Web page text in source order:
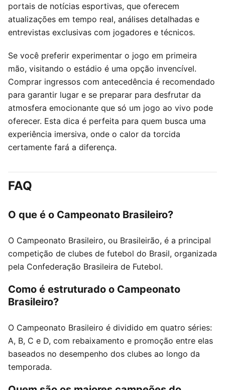
portais de notícias esportivas, que oferecem
atualizações em tempo real, análises detalhadas e
entrevistas exclusivas com jogadores e técnicos.
Se você preferir experimentar o jogo em primeira
mão, visitando o estádio é uma opção invencível.
Comprar ingressos com antecedência é recomendado
para garantir lugar e se preparar para desfrutar da
atmosfera emocionante que só um jogo ao vivo pode
oferecer. Esta dica é perfeita para quem busca uma
experiência imersiva, onde o calor da torcida
certamente fará a diferença.
FAQ
O que é o Campeonato Brasileiro?
O Campeonato Brasileiro, ou Brasileirão, é a principal
competição de clubes de futebol do Brasil, organizada
pela Confederação Brasileira de Futebol.
Como é estruturado o Campeonato
Brasileiro?
O Campeonato Brasileiro é dividido em quatro séries:
A, B, C e D, com rebaixamento e promoção entre elas
baseados no desempenho dos clubes ao longo da
temporada.